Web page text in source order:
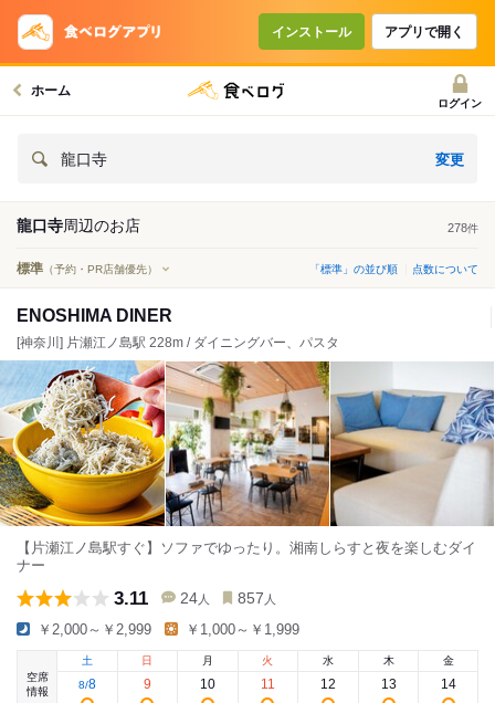
インストール アプリで開く
ホーム
ログイン
龍口寺 変更
龍口寺周辺のお店 278件
標準 （予約・PR店舗優先） 「標準」の並び順 点数について
ENOSHIMA DINER
[神奈川] 片瀬江ノ島駅 228m / ダイニングバー、パスタ
【片瀬江ノ島駅すぐ】ソファでゆったり。湘南しらすと夜を楽しむダイ
ナー
3.11 24 人 857 人
￥2,000～￥2,999 ￥1,000～￥1,999
空席
情報
土
8/8
日
9
月
10
火
11
水
12
木
13
金
14